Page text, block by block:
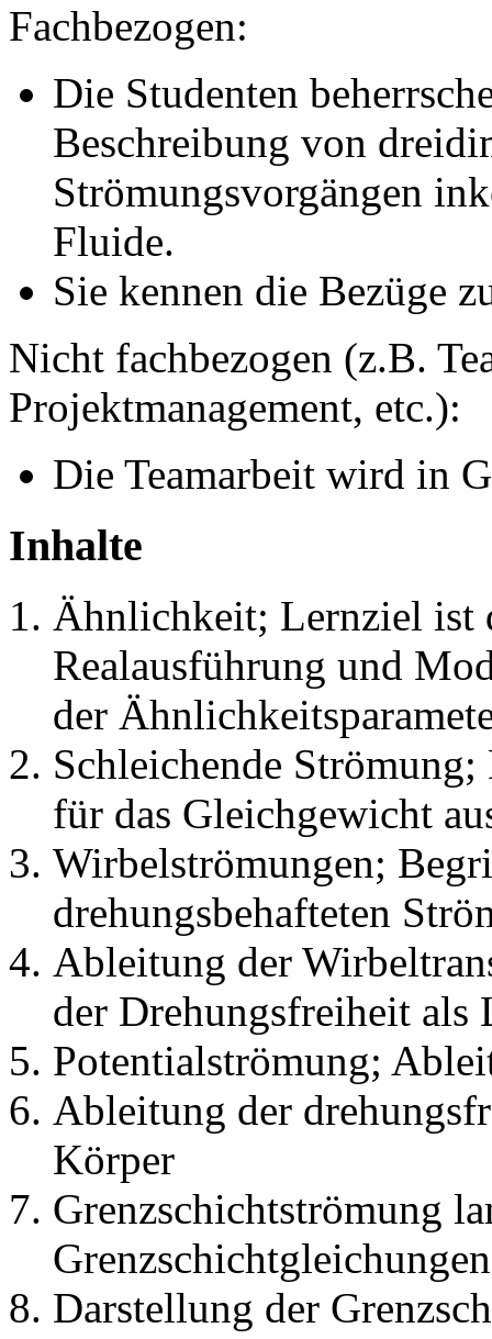
Fachbezogen:
Die Studenten
Beschreibung von
Strömungsvorgängen
Fluide.
Sie kennen die Bezüge
Nicht fachbezogen (z.B.
Projektmanagement, etc.):
Die Teamarbeit wird in
Inhalte
Ähnlichkeit; Lernziel ist
Realausführung und
der
Schleichende
für das Gleichgewicht
Wirbelströmungen;
drehungsbehafteten
Ableitung der
der Drehungsfreiheit
Potentialströmung;
Ableitung der
Körper
Grenzschichtströmung
Grenzschichtgleichungen
Darstellung der